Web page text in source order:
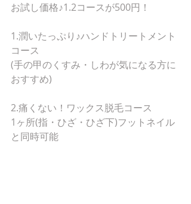
お試し価格♪1.2コースが500円！
1.潤いたっぷり♪ハンドトリートメント
コース
(手の甲のくすみ・しわが気になる方に
おすすめ)
2.痛くない！ワックス脱毛コース
1ヶ所(指・ひざ・ひざ下)フットネイル
と同時可能